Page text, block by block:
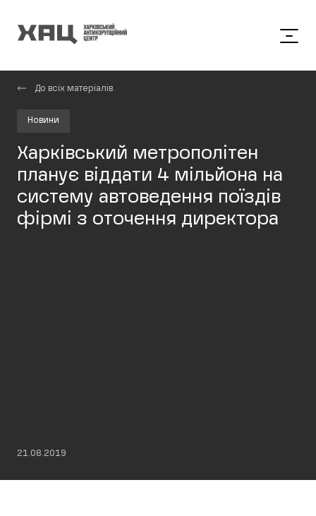
До всіх матеріалів
Новини
Харківський метрополітен
планує віддати 4 мільйона на
систему автоведення поїздів
фірмі з оточення директора
21.08.2019